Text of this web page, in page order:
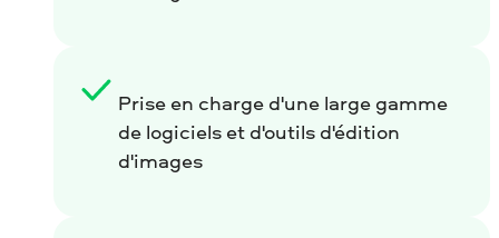
Prise en charge d'une large gamme
de logiciels et d'outils d'édition
d'images